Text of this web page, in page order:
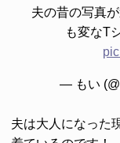
夫の昔の写真
も変なT
— もい
夫は大人になった